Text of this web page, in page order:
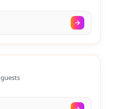
18. aug.–25. sep.
guests